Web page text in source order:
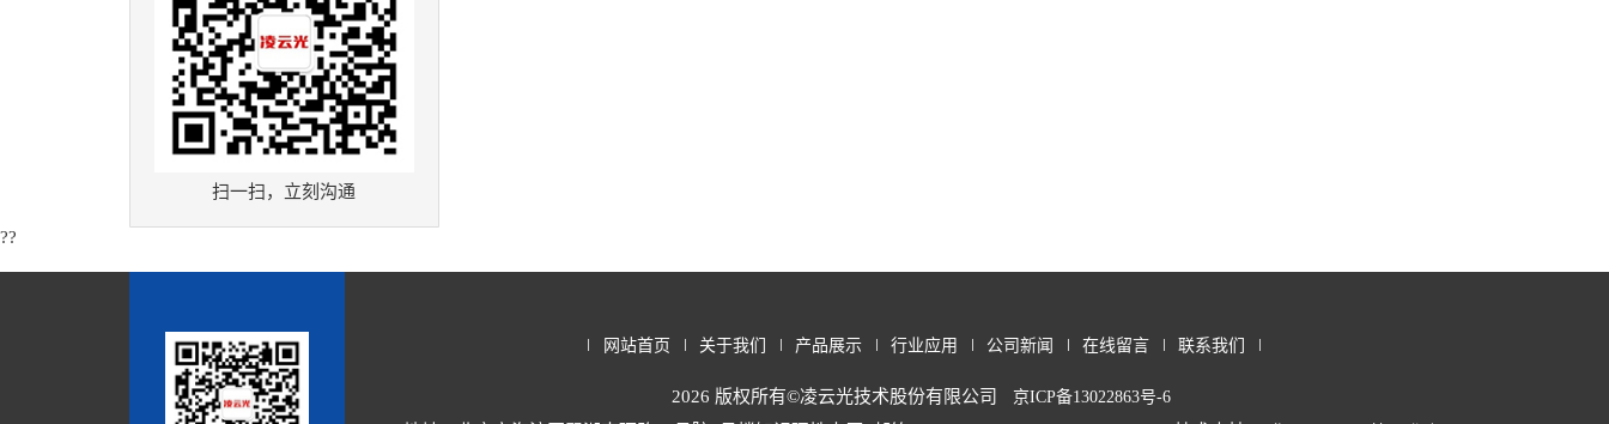
扫一扫，立刻沟通
??
网站首页 关于我们 产品展示 行业应用 公司新闻 在线留言 联系我们
2026 版权所有©凌云光技术股份有限公司 京ICP备13022863号-6